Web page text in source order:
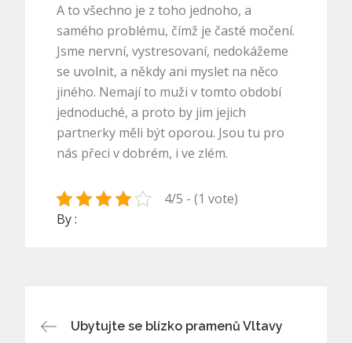
A to všechno je z toho jednoho, a
samého problému, čímž je časté močení.
Jsme nervní, vystresovaní, nedokážeme
se uvolnit, a někdy ani myslet na něco
jiného. Nemají to muži v tomto období
jednoduché, a proto by jim jejich
partnerky měli být oporou. Jsou tu pro
nás přeci v dobrém, i ve zlém.
4/5 - (1 vote)
By :
Navigace
Ubytujte se blízko pramenů Vltavy